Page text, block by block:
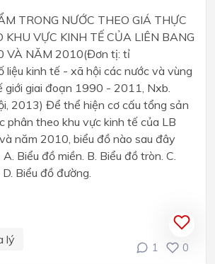
TRONG NƯỚC THEO GIÁ THỰC
KHU VỰC KINH TẾ CỦA LIÊN BANG
VÀ NĂM 2010(Đơn tị: tỉ
liệu kinh tế - xã hội các nước và vùng
giới giai đoạn 1990 - 2011, Nxb.
2013) Để thể hiện cơ cấu tổng sản
phân theo khu vực kinh tế của LB
năm 2010, biểu đồ nào sau đây
Biểu đồ miền. B. Biểu đồ tròn. C.
Biểu đồ đường.
lý
1 0